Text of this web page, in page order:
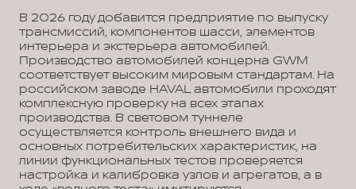
В 2026 году добавится предприятие по выпуску
трансмиссий, компонентов шасси, элементов
интерьера и экстерьера автомобилей.
Производство автомобилей концерна GWM
соответствует высоким мировым стандартам. На
российском заводе HAVAL автомобили проходят
комплексную проверку на всех этапах
производства. В световом туннеле
осуществляется контроль внешнего вида и
основных потребительских характеристик, на
линии функциональных тестов проверяется
настройка и калибровка узлов и агрегатов, а в